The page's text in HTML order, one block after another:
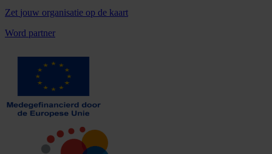
Zet jouw organisatie op de kaart
Word partner